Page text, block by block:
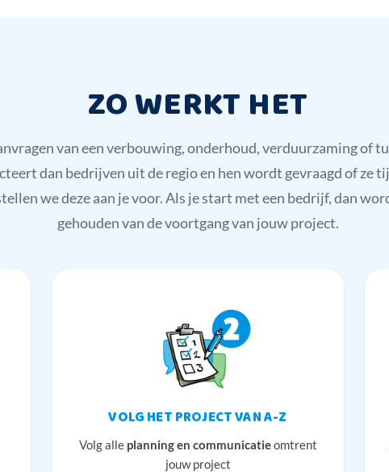
ZO WERKT HET
van een verbouwing, onderhoud, verduurzaming of
dan bedrijven uit de regio en hen wordt gevraagd of ze
we deze aan je voor. Als je start met een bedrijf, dan
gehouden van de voortgang van jouw project.
VOLG HET PROJECT VAN A-Z
Volg alle planning en communicatieomtrent
jouw project